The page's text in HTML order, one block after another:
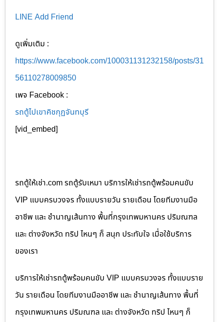
LINE Add Friend
ดูเพิ่มเติม :
https://www.facebook.com/100031131232158/posts/31
56110278009850
เพจ Facebook :
รถตู้ไปเขาคิชกุฏจันทบุรี
[vid_embed]
รถตู้ให้เช่า.com รถตู้รับเหมา บริการให้เช่ารถตู้พร้อมคนขับ
VIP แบบครบวงจร ทั้งแบบรายวัน รายเดือน โดยทีมงานมือ
อาชีพ และ ชำนาญเส้นทาง พื้นที่กรุงเทพมหานคร ปริมณฑล
และ ต่างจังหวัด ทริป ไหนๆ ก็ สนุก ประทับใจ เมื่อใช้บริการ
ของเรา
บริการให้เช่ารถตู้พร้อมคนขับ VIP แบบครบวงจร ทั้งแบบราย
วัน รายเดือน โดยทีมงานมืออาชีพ และ ชำนาญเส้นทาง พื้นที่
กรุงเทพมหานคร ปริมณฑล และ ต่างจังหวัด ทริป ไหนๆ ก็